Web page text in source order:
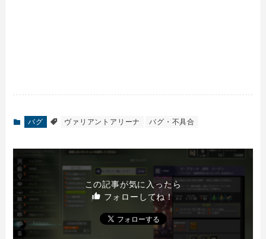
バグ ヴァリアントアリーナ バグ・不具合
この記事が気に入ったら
フォローしてね！